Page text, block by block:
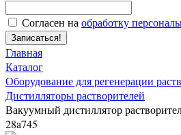
Согласен на обработку
Записаться!
Главная
Каталог
Оборудование для регенерации
Дистилляторы растворителей
Вакуумный дистиллятор
28a745